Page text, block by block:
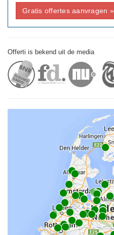
Gratis offertes aanvragen »
Offerti is bekend uit de media